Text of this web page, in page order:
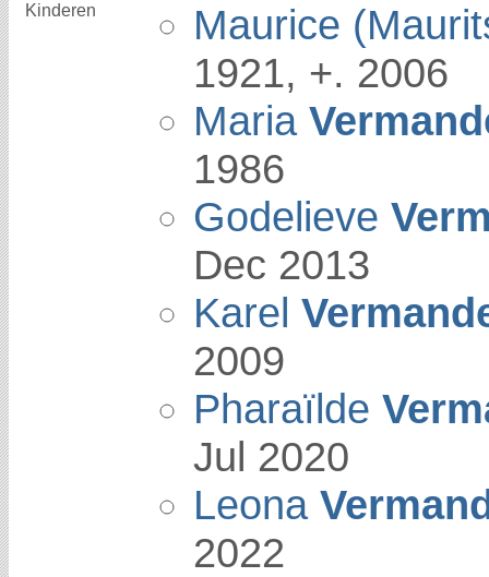
Kinderen
Maurice
1921, +. 2006
Maria
1986
Godelieve
Dec 2013
Karel
2009
Pharaïlde
Jul 2020
Leona
2022